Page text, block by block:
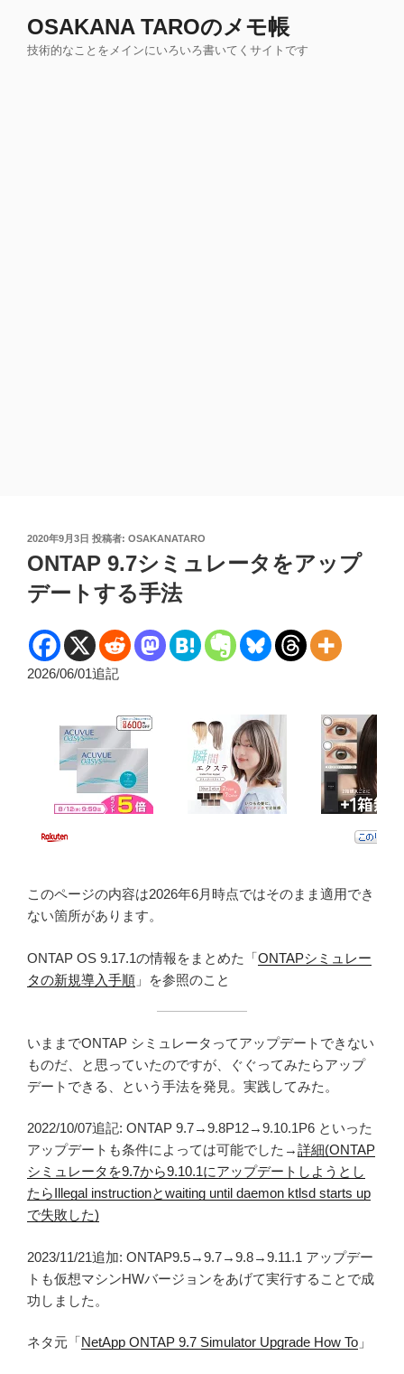
OSAKANA TAROのメモ帳
技術的なことをメインにいろいろ書いてくサイトです
投
稿
日:
2020年9月3日 投稿者: OSAKANATARO
ONTAP 9.7シミュレータをアップ
デートする手法
2026/06/01追記
このページの内容は2026年6月時点ではそのまま適用でき
ない箇所があります。
ONTAP OS 9.17.1の情報をまとめた「ONTAPシミュレー
タの新規導入手順 」を参照のこと
いままでONTAP シミュレータってアップデートできない
ものだ、と思っていたのですが、ぐぐってみたらアップ
デートできる、という手法を発見。実践してみた。
2022/10/07追記: ONTAP 9.7→9.8P12→9.10.1P6 といった
アップデートも条件によっては可能でした→詳細(ONTAP
シミュレータを9.7から9.10.1にアップデートしようとし
たらIllegal instructionとwaiting until daemon ktlsd starts up
で失敗した)
2023/11/21追加: ONTAP9.5→9.7→9.8→9.11.1 アップデー
トも仮想マシンHWバージョンをあげて実行することで成
功しました。
ネタ元「NetApp ONTAP 9.7 Simulator Upgrade How To 」